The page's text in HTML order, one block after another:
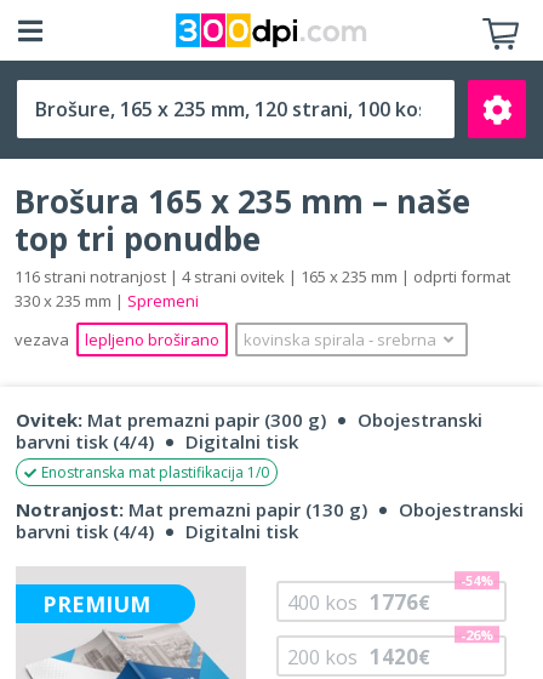
165 x 235 mm
Išči
Brošura 165 x 235 mm – naše
top tri ponudbe
116 strani notranjost | 4 strani ovitek | 165 x 235 mm | odprti format
330 x 235 mm | Spremeni
vezava
lepljeno broširano kovinska spirala ‐ srebrna
Ovitek: Mat premazni papir (300 g)
Obojestranski
barvni tisk (4/4)
Digitalni tisk
Enostranska mat plastifikacija 1/0
Notranjost: Mat premazni papir (130 g)
Obojestranski
barvni tisk (4/4)
Digitalni tisk
PREMIUM
200 kos 1420€
-26%
400 kos 1776€
-54%